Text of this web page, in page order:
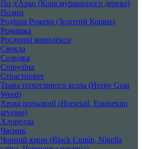
По д'Арко (Кора мурашиного дерева)
Полин
Родіола Рожева (Золотий Корінь)
Ромашка
Рослинні комплекси
Свекла
Солодка
Спіруліна
Страстоцвет
Трава похотливого козла (Horny Goat
Weed)
Хвощ польовий (Horsetail, Equisetum
arvense)
Хлорелла
Часник
Чорний кмин (Black Cumin, Nigella